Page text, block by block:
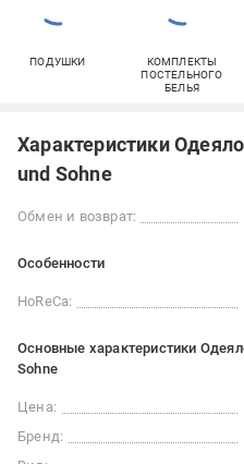
ПОДУШКИ
КОМПЛЕКТЫ
ПОСТЕЛЬНОГО
БЕЛЬЯ
Характеристики
und Sohne
Обмен и возврат:
Особенности
HoReCa:
Основные характеристики
Sohne
Цена:
Бренд: